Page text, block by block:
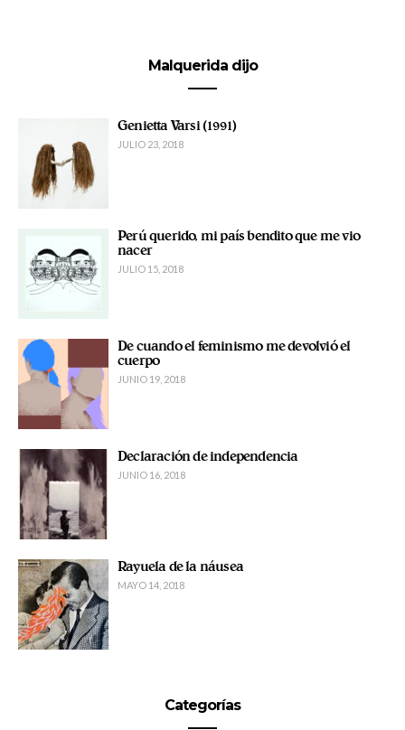
Malquerida dijo
Genietta Varsi (1991)
JULIO 23, 2018
Perú querido, mi país bendito que me vio
nacer
JULIO 15, 2018
De cuando el feminismo me devolvió el
cuerpo
JUNIO 19, 2018
Declaración de independencia
JUNIO 16, 2018
Rayuela de la náusea
MAYO 14, 2018
Categorías